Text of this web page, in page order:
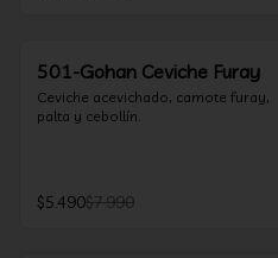
501-Gohan Ceviche Furay
Ceviche acevichado, camote furay,
palta y cebollín.
$5.490$7.990